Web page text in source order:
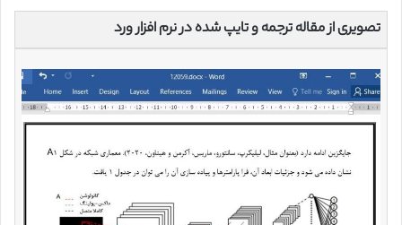
تصویری از مقاله ترجمه و تایپ شده در نرم افزار ورد